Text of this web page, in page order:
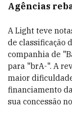
Agências
A Light teve
de classificação
companhia de
para "brA-". A
maior
financiamento
sua concessão